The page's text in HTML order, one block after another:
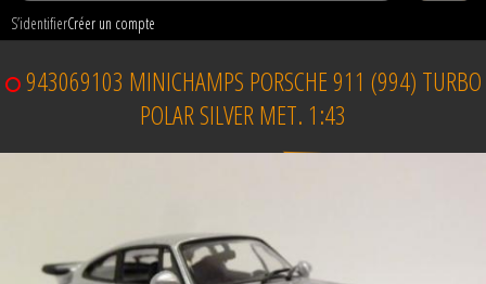
S’identifierCréer un compte
943069103 MINICHAMPS PORSCHE 911 (994) TURBO
POLAR SILVER MET. 1:43